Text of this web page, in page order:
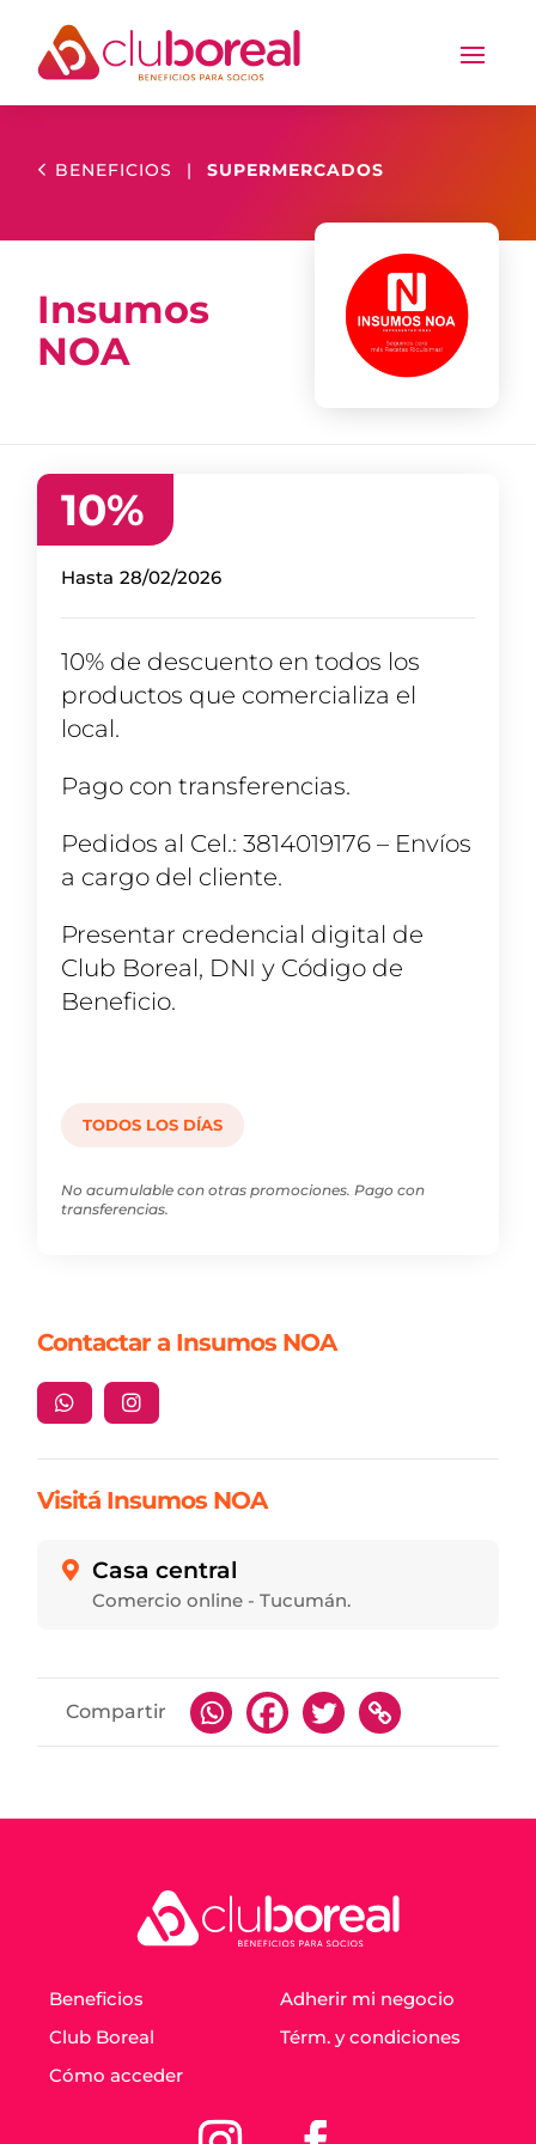
BENEFICIOS | SUPERMERCADOS
Insumos
NOA
10%
Hasta 28/02/2026
10% de descuento en todos los
productos que comercializa el
local.
Pago con transferencias.
Pedidos al Cel.: 3814019176 – Envíos
a cargo del cliente.
Presentar credencial digital de
Club Boreal, DNI y Código de
Beneficio.
TODOS LOS DÍAS
No acumulable con otras promociones. Pago con
transferencias.
Contactar a Insumos NOA
 
Visitá Insumos NOA
 Casa central
Comercio online - Tucumán.
Compartir
Beneficios
Club Boreal
Cómo acceder
Adherir mi negocio
Térm. y condiciones